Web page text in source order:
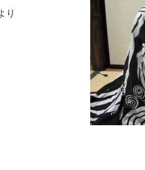
り